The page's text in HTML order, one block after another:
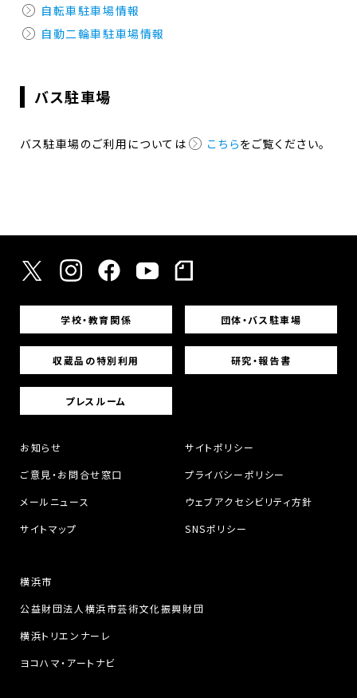
自転車駐車場情報
自動二輪車駐車場情報
バス駐車場
バス駐車場のご利用については こちらをご覧ください。
学校・教育関係 団体・バス駐車場
収蔵品の特別利用 研究・報告書
プレスルーム
お知らせ
ご意見・お問合せ窓口
メールニュース
サイトマップ
サイトポリシー
プライバシーポリシー
ウェブアクセシビリティ方針
SNSポリシー
横浜市
公益財団法人横浜市芸術文化振興財団
横浜トリエンナーレ
ヨコハマ・アートナビ